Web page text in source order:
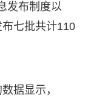
发布制度以
七批共计110
据显示，